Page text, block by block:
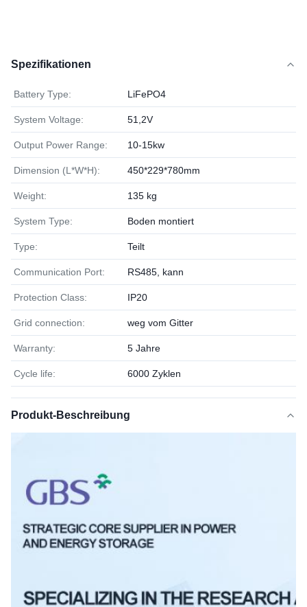
Spezifikationen
Battery Type: LiFePO4
System Voltage: 51,2V
Output Power Range: 10-15kw
Dimension (L*W*H): 450*229*780mm
Weight: 135 kg
System Type: Boden montiert
Type: Teilt
Communication Port: RS485, kann
Protection Class: IP20
Grid connection: weg vom Gitter
Warranty: 5 Jahre
Cycle life: 6000 Zyklen
Produkt-Beschreibung